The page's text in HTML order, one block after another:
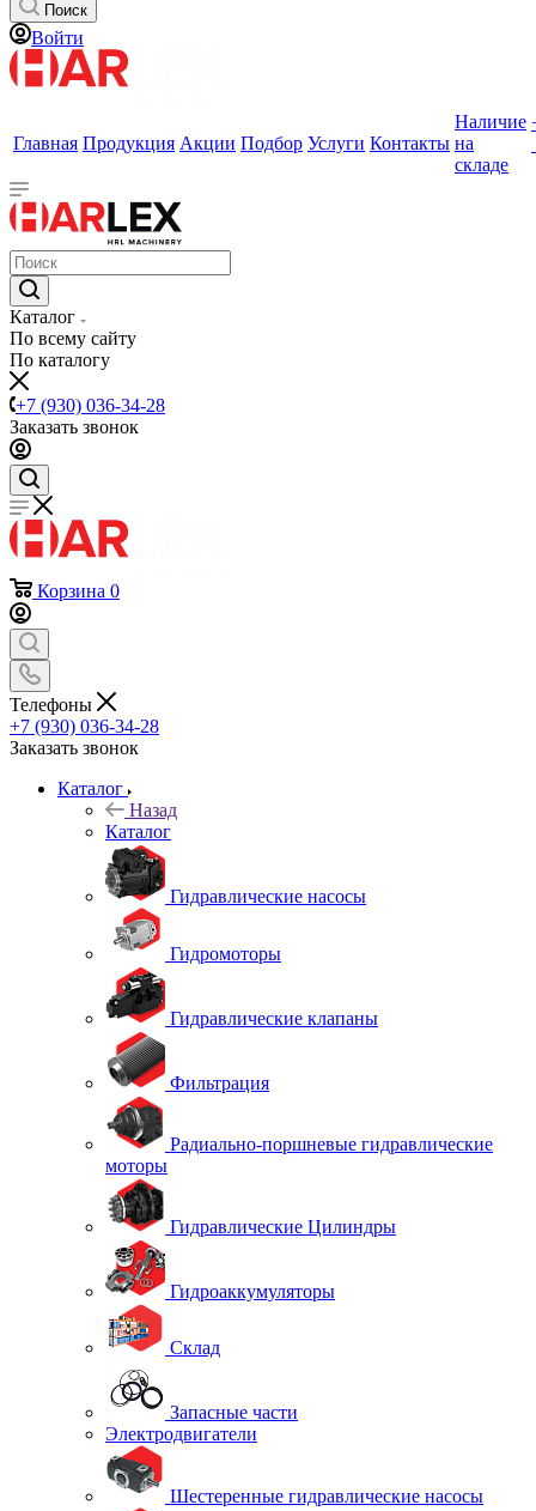
Поиск
Войти
Главная Продукция Акции Подбор Услуги Контакты
Наличие
на
складе
Каталог
По всему сайту
По каталогу
+7 (930) 036-34-28
Заказать звонок
Корзина 0
Телефоны
+7 (930) 036-34-28
Заказать звонок
Каталог
Назад
Каталог
Гидравлические насосы
Гидромоторы
Гидравлические клапаны
Фильтрация
Радиально-поршневые гидравлические
моторы
Гидравлические Цилиндры
Гидроаккумуляторы
Склад
Запасные части
Электродвигатели
Шестеренные гидравлические насосы